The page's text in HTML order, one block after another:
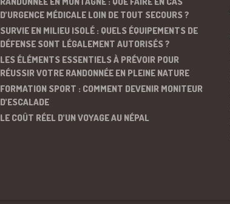
D’URGENCE MÉDICALE LOIN DE TOUT SECOURS ?
SURVIE EN MILIEU ISOLÉ : QUELS ÉQUIPEMENTS DE
DÉFENSE SONT LÉGALEMENT AUTORISÉS ?
LES ÉLÉMENTS ESSENTIELS À PRÉVOIR POUR
RÉUSSIR VOTRE RANDONNÉE EN PLEINE NATURE
FORMATION SPORT : COMMENT DEVENIR MONITEUR
D’ESCALADE
LE COÛT RÉEL D’UN VOYAGE AU NÉPAL